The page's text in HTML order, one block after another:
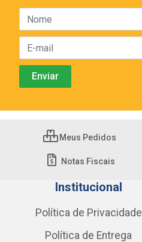
Meus Pedidos
Notas Fiscais
Institucional
Política de Privacidade
Política de Entrega